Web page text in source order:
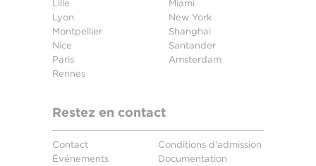
Lille
Lyon
Montpellier
Nice
Paris
Rennes
Miami
New York
Shanghai
Santander
Amsterdam
Restez en contact
Contact
Événements
Conditions d'admission
Documentation